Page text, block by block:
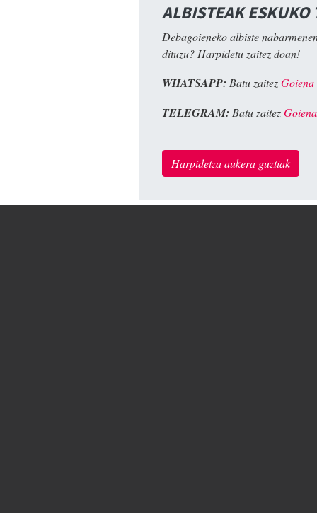
ALBISTEAK ESKUKO
Debagoieneko albiste
dituzu? Harpidetu zaitez doan!
WHATSAPP: Batu zaitezGoiena
TELEGRAM: Batu zaitez
Harpidetza aukera guztiak